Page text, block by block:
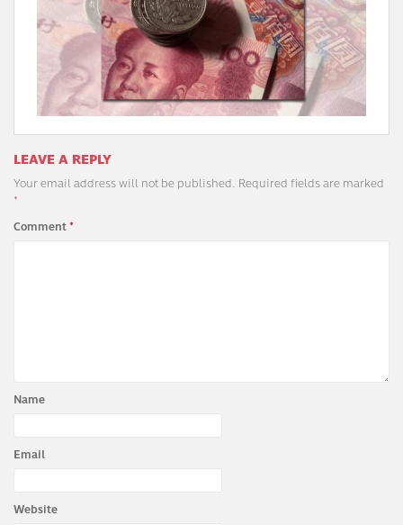
LEAVE A REPLY
Your email address will not be published. Required fields are marked
*
Comment*
Name
Email
Website